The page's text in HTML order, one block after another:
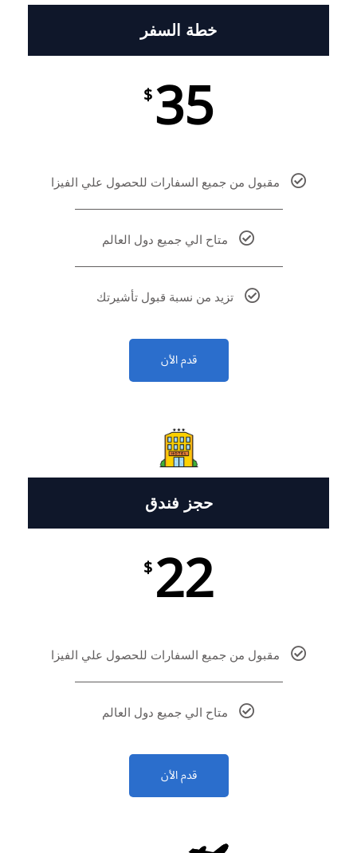
خطة السفر
35
$
مقبول من جميع السفارات للحصول علي الفيزا
متاح الي جميع دول العالم
تزيد من نسبة قبول تأشيرتك
قدم الأن
حجز فندق
22
$
مقبول من جميع السفارات للحصول علي الفيزا
متاح الي جميع دول العالم
قدم الأن